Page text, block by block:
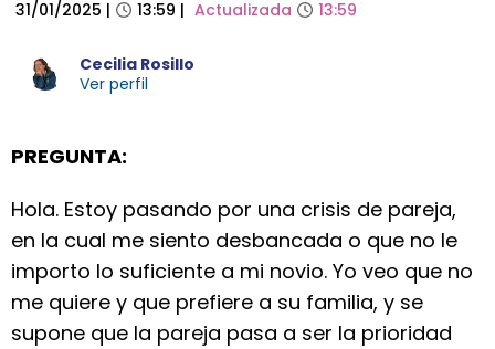
31/01/2025 | 13:59 | Actualizada 13:59
Cecilia Rosillo
Ver perfil
PREGUNTA:
Hola. Estoy pasando por una crisis de pareja,
en la cual me siento desbancada o que no le
importo lo suficiente a mi novio. Yo veo que no
me quiere y que prefiere a su familia, y se
supone que la pareja pasa a ser la prioridad